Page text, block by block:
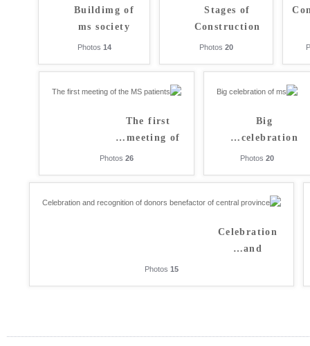
Stages of
Construction
20
Photos
Buildimg of
ms society
14
Big
celebration
…
20
The first
meeting of
…
26
Celebration
and
…
15